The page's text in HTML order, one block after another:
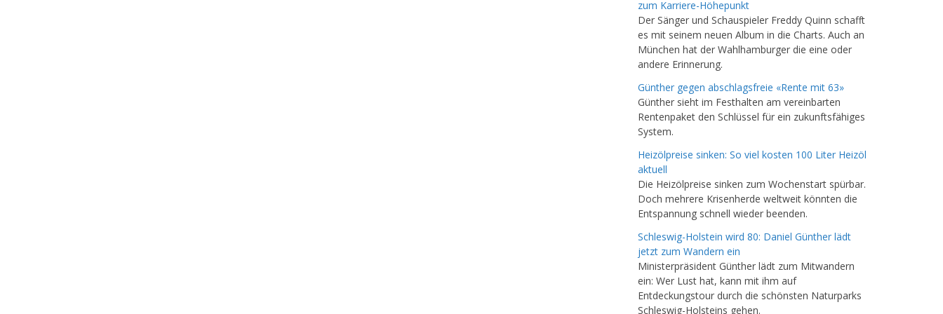
zum Karriere-Höhepunkt
Der Sänger und Schauspieler Freddy Quinn schafft
es mit seinem neuen Album in die Charts. Auch an
München hat der Wahlhamburger die eine oder
andere Erinnerung.
Günther gegen abschlagsfreie «Rente mit 63»
Günther sieht im Festhalten am vereinbarten
Rentenpaket den Schlüssel für ein zukunftsfähiges
System.
Heizölpreise sinken: So viel kosten 100 Liter Heizöl
aktuell
Die Heizölpreise sinken zum Wochenstart spürbar.
Doch mehrere Krisenherde weltweit könnten die
Entspannung schnell wieder beenden.
Schleswig-Holstein wird 80: Daniel Günther lädt
jetzt zum Wandern ein
Ministerpräsident Günther lädt zum Mitwandern
ein: Wer Lust hat, kann mit ihm auf
Entdeckungstour durch die schönsten Naturparks
Schleswig-Holsteins gehen.